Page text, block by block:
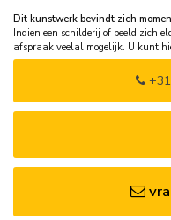
Dit kunstwerk bevindt zich
Indien een schilderij of beeld zich
afspraak veelal mogelijk. U kunt
+31